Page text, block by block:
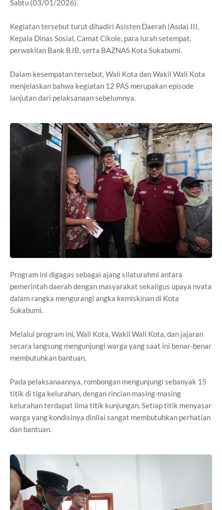
Sabtu (03/01/2026).
Kegiatan tersebut turut dihadiri Asisten Daerah (Asda) III,
Kepala Dinas Sosial, Camat Cikole, para lurah setempat,
perwakilan Bank BJB, serta BAZNAS Kota Sukabumi.
Dalam kesempatan tersebut, Wali Kota dan Wakil Wali Kota
menjelaskan bahwa kegiatan 12 PAS merupakan episode
lanjutan dari pelaksanaan sebelumnya.
Program ini digagas sebagai ajang silaturahmi antara
pemerintah daerah dengan masyarakat sekaligus upaya nyata
dalam rangka mengurangi angka kemiskinan di Kota
Sukabumi.
Melalui program ini, Wali Kota, Wakil Wali Kota, dan jajaran
secara langsung mengunjungi warga yang saat ini benar-benar
membutuhkan bantuan.
Pada pelaksanaannya, rombongan mengunjungi sebanyak 15
titik di tiga kelurahan, dengan rincian masing-masing
kelurahan terdapat lima titik kunjungan. Setiap titik menyasar
warga yang kondisinya dinilai sangat membutuhkan perhatian
dan bantuan.